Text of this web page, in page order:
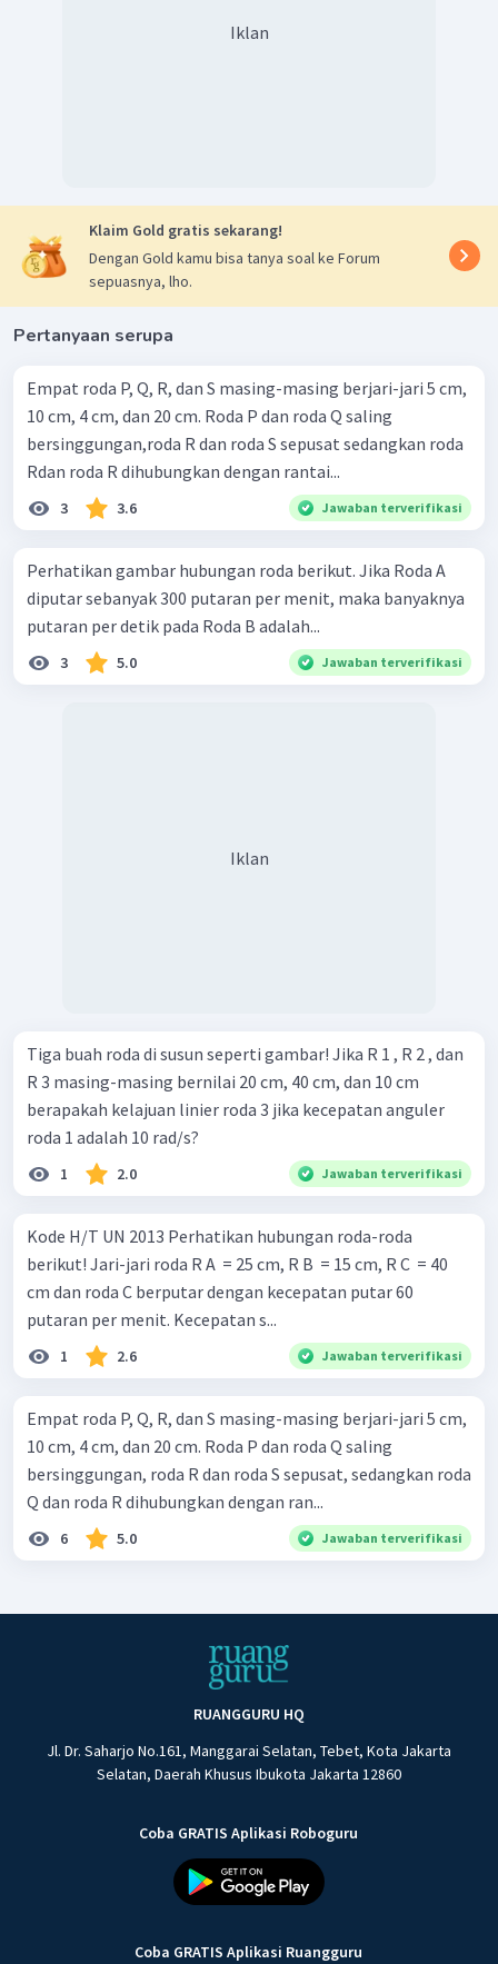
Iklan
Klaim Gold gratis sekarang!
Dengan Gold kamu bisa tanya soal ke Forum
sepuasnya, lho.
Pertanyaan serupa
Empat roda P, Q, R, dan S masing-masing berjari-jari 5 cm,
10 cm, 4 cm, dan 20 cm. Roda P dan roda Q saling
bersinggungan,roda R dan roda S sepusat sedangkan roda
Rdan roda R dihubungkan dengan rantai...
3 3.6 Jawaban terverifikasi
Perhatikan gambar hubungan roda berikut. Jika Roda A
diputar sebanyak 300 putaran per menit, maka banyaknya
putaran per detik pada Roda B adalah...
3 5.0 Jawaban terverifikasi
Iklan
Tiga buah roda di susun seperti gambar! Jika R 1 , R 2 , dan
R 3 masing-masing bernilai 20 cm, 40 cm, dan 10 cm
berapakah kelajuan linier roda 3 jika kecepatan anguler
roda 1 adalah 10 rad/s?
1 2.0 Jawaban terverifikasi
Kode H/T UN 2013 Perhatikan hubungan roda-roda
berikut! Jari-jari roda R A ​ = 25 cm, R B ​ = 15 cm, R C ​ = 40
cm dan roda C berputar dengan kecepatan putar 60
putaran per menit. Kecepatan s...
1 2.6 Jawaban terverifikasi
Empat roda P, Q, R, dan S masing-masing berjari-jari 5 cm,
10 cm, 4 cm, dan 20 cm. Roda P dan roda Q saling
bersinggungan, roda R dan roda S sepusat, sedangkan roda
Q dan roda R dihubungkan dengan ran...
6 5.0 Jawaban terverifikasi
RUANGGURU HQ
Jl. Dr. Saharjo No.161, Manggarai Selatan, Tebet, Kota Jakarta
Selatan, Daerah Khusus Ibukota Jakarta 12860
Coba GRATIS Aplikasi Roboguru
Coba GRATIS Aplikasi Ruangguru